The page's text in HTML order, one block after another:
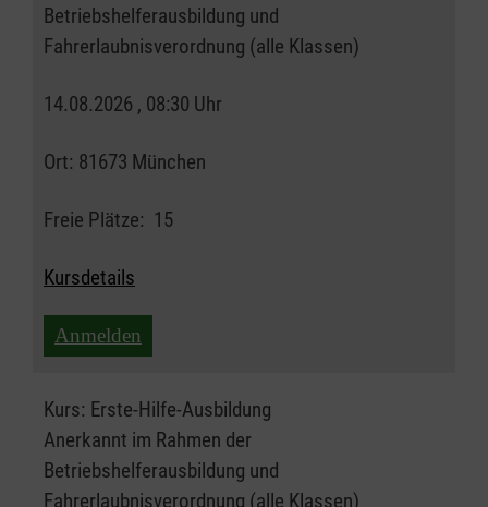
Betriebshelferausbildung und
Fahrerlaubnisverordnung (alle Klassen)
14.08.2026 , 08:30 Uhr
Ort: 81673 München
Freie Plätze: 15
Kursdetails
Anmelden
Kurs: Erste-Hilfe-Ausbildung
Anerkannt im Rahmen der
Betriebshelferausbildung und
Fahrerlaubnisverordnung (alle Klassen)